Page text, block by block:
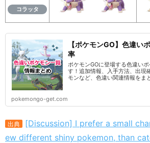
コラッタ
【ポケモンGO】色違い
率
ポケモンGOに登場する色違い
す！追加情報、入手方法、出現
モンなど、色違い関連情報をま
pokemongo-get.com
出典
[Discussion] I prefer a small
ew different shiny pokemon, than